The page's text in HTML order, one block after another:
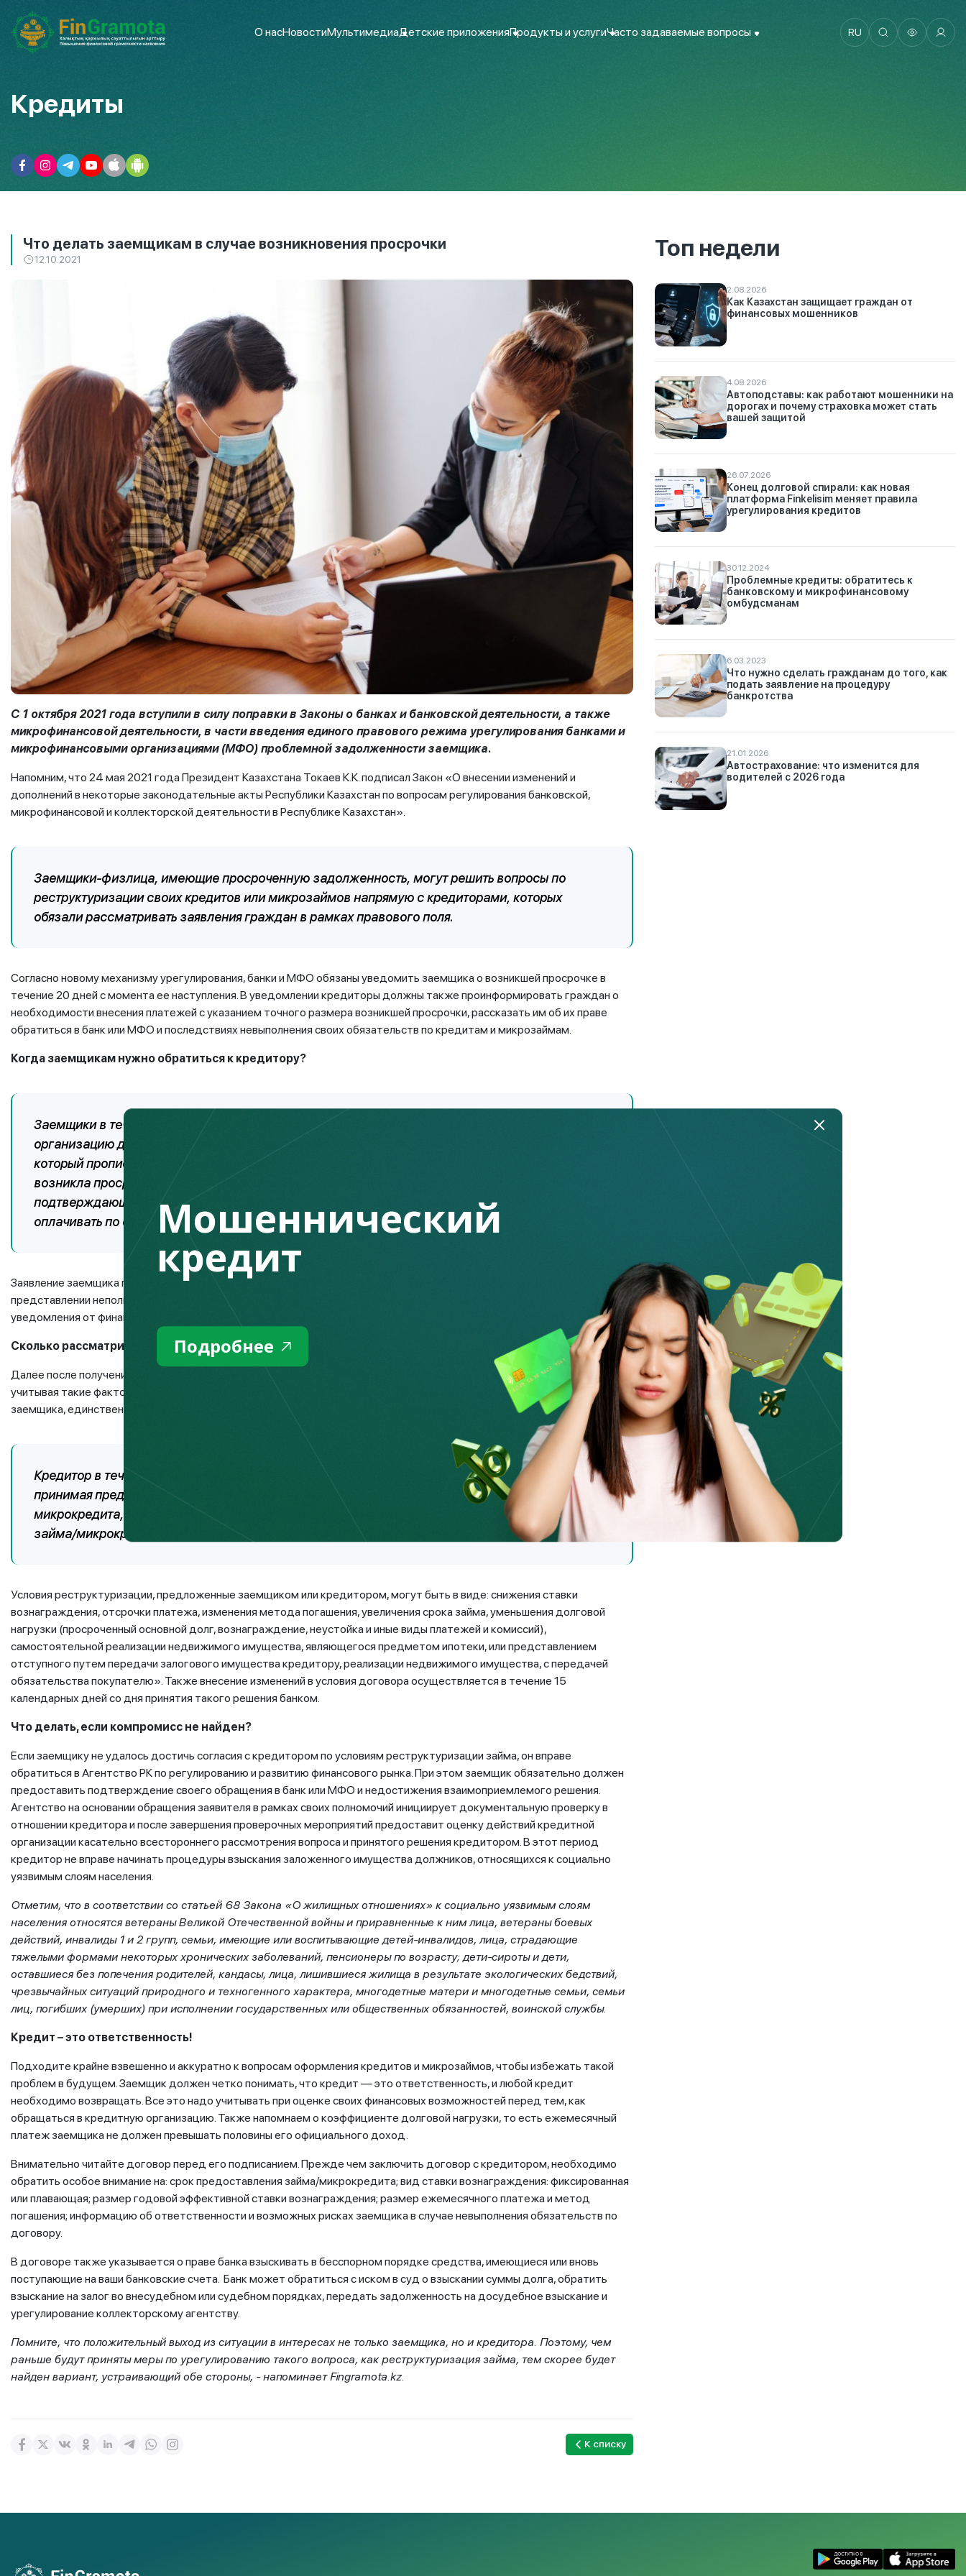
О насНовостиМультимедиаДетские приложенияПродукты и услугиЧасто задаваемые вопросы RU
Кредиты
Что делать заемщикам в случае возникновения просрочки
12.10.2021
С 1 октября 2021 года вступили в силу поправки в Законы о банках и банковской деятельности, а также
микрофинансовой деятельности, в части введения единого правового режима урегулирования банками и
микрофинансовыми организациями (МФО) проблемной задолженности заемщика.
Напомним, что 24 мая 2021 года Президент Казахстана Токаев К.К. подписал Закон «О внесении изменений и
дополнений в некоторые законодательные акты Республики Казахстан по вопросам регулирования банковской,
микрофинансовой и коллекторской деятельности в Республике Казахстан».
Заемщики-физлица, имеющие просроченную задолженность, могут решить вопросы по
реструктуризации своих кредитов или микрозаймов напрямую с кредиторами, которых
обязали рассматривать заявления граждан в рамках правового поля.
Согласно новому механизму урегулирования, банки и МФО обязаны уведомить заемщика о возникшей просрочке в
течение 20 дней с момента ее наступления. В уведомлении кредиторы должны также проинформировать граждан о
необходимости внесения платежей с указанием точного размера возникшей просрочки, рассказать им об их праве
обратиться в банк или МФО и последствиях невыполнения своих обязательств по кредитам и микрозаймам.
Когда заемщикам нужно обратиться к кредитору?
Заемщики в течение 30 дней с даты наступления просрочки должны обратиться в кредитную
организацию для реструктуризации займов с письменным заявлением или иным способом,
который прописан в кредитном договоре. В заявлении необходимо указать, в связи с чем
возникла просрочка, предложить свои варианты возможной реструктуризации и предоставить
подтверждающие документы, свидетельствующие о снижении доходов и невозможности
оплачивать по своим обязательствам.
Заявление заемщика подлежит обязательному приему, регистрации, учету и рассмотрению банком и МФО. При
представлении неполных сведений, заемщик предоставляет их в течение 5 рабочих дней со дня получения
уведомления от финансовой организации.
Сколько рассматривается заявление заемщика?
Далее после получения полного пакета документов от заемщика, кредитор рассматривает обращение, при этом
учитывая такие факторы, как текущее финансовое положение (платежеспособность) социальное положение
заемщика, единственность залогового жилья, добросовестное исполнение обязательств по займу.
Кредитор в течение 15 календарных дней должен предоставить ответ, а именно дать согласие,
принимая предложенные заемщиком изменения в условия договора банковского займа/
микрокредита, предоставить свои предложения по изменению условий договора банковского
займа/микрокредита или отказать, но с указанием мотивированного обоснования причин.
Условия реструктуризации, предложенные заемщиком или кредитором, могут быть в виде: снижения ставки
вознаграждения, отсрочки платежа, изменения метода погашения, увеличения срока займа, уменьшения долговой
нагрузки (просроченный основной долг, вознаграждение, неустойка и иные виды платежей и комиссий),
самостоятельной реализации недвижимого имущества, являющегося предметом ипотеки, или представлением
отступного путем передачи залогового имущества кредитору, реализации недвижимого имущества, с передачей
обязательства покупателю». Также внесение изменений в условия договора осуществляется в течение 15
календарных дней со дня принятия такого решения банком.
Что делать, если компромисс не найден?
Если заемщику не удалось достичь согласия с кредитором по условиям реструктуризации займа, он вправе
обратиться в Агентство РК по регулированию и развитию финансового рынка. При этом заемщик обязательно должен
предоставить подтверждение своего обращения в банк или МФО и недостижения взаимоприемлемого решения.
Агентство на основании обращения заявителя в рамках своих полномочий инициирует документальную проверку в
отношении кредитора и после завершения проверочных мероприятий предоставит оценку действий кредитной
организации касательно всестороннего рассмотрения вопроса и принятого решения кредитором. В этот период
кредитор не вправе начинать процедуры взыскания заложенного имущества должников, относящихся к социально
уязвимым слоям населения.
Отметим, что в соответствии со статьей 68 Закона «О жилищных отношениях» к социально уязвимым слоям
населения относятся ветераны Великой Отечественной войны и приравненные к ним лица, ветераны боевых
действий, инвалиды 1 и 2 групп, семьи, имеющие или воспитывающие детей-инвалидов, лица, страдающие
тяжелыми формами некоторых хронических заболеваний, пенсионеры по возрасту; дети-сироты и дети,
оставшиеся без попечения родителей, кандасы, лица, лишившиеся жилища в результате экологических бедствий,
чрезвычайных ситуаций природного и техногенного характера, многодетные матери и многодетные семьи, семьи
лиц, погибших (умерших) при исполнении государственных или общественных обязанностей, воинской службы.
Кредит – это ответственность!
Подходите крайне взвешенно и аккуратно к вопросам оформления кредитов и микрозаймов, чтобы избежать такой
проблем в будущем. Заемщик должен четко понимать, что кредит — это ответственность, и любой кредит
необходимо возвращать. Все это надо учитывать при оценке своих финансовых возможностей перед тем, как
обращаться в кредитную организацию. Также напомнаем о коэффициенте долговой нагрузки, то есть ежемесячный
платеж заемщика не должен превышать половины его официального доход.
Внимательно читайте договор перед его подписанием. Прежде чем заключить договор с кредитором, необходимо
обратить особое внимание на: срок предоставления займа/микрокредита; вид ставки вознаграждения: фиксированная
или плавающая; размер годовой эффективной ставки вознаграждения; размер ежемесячного платежа и метод
погашения; информацию об ответственности и возможных рисках заемщика в случае невыполнения обязательств по
договору.
В договоре также указывается о праве банка взыскивать в бесспорном порядке средства, имеющиеся или вновь
поступающие на ваши банковские счета. Банк может обратиться с иском в суд о взыскании суммы долга, обратить
взыскание на залог во внесудебном или судебном порядках, передать задолженность на досудебное взыскание и
урегулирование коллекторскому агентству.
Помните, что положительный выход из ситуации в интересах не только заемщика, но и кредитора. Поэтому, чем
раньше будут приняты меры по урегулированию такого вопроса, как реструктуризация займа, тем скорее будет
найден вариант, устраивающий обе стороны, - напоминает Fingramota.kz.
К списку
Топ недели
2.08.2026
Как Казахстан защищает граждан от
финансовых мошенников
4.08.2026
Автоподставы: как работают мошенники на
дорогах и почему страховка может стать
вашей защитой
26.07.2026
Конец долговой спирали: как новая
платформа Finkelisim меняет правила
урегулирования кредитов
30.12.2024
Проблемные кредиты: обратитесь к
банковскому и микрофинансовому
омбудсманам
6.03.2023
Что нужно сделать гражданам до того, как
подать заявление на процедуру
банкротства
21.01.2026
Автострахование: что изменится для
водителей с 2026 года
Мошеннический
кредит
Подробнее